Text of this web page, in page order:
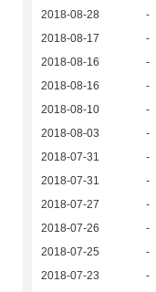
2018-08-28
-
2018-08-17
-
2018-08-16
-
2018-08-16
-
2018-08-10
-
2018-08-03
-
2018-07-31
-
2018-07-31
-
2018-07-27
-
2018-07-26
-
2018-07-25
-
2018-07-23
-